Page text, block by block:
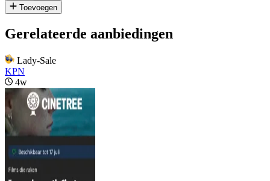
Toevoegen
Gerelateerde aanbiedingen
Lady-Sale
KPN
4w